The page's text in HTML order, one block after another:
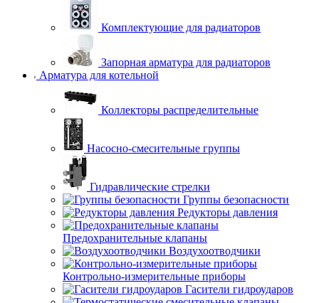
Комплектующие для радиаторов
Запорная арматура для радиаторов
Арматура для котельной
Коллекторы распределительные
Насосно-смесительные группы
Гидравлические стрелки
Группы безопасности
Редукторы давления
Предохранительные клапаны
Воздухоотводчики
Контрольно-измерительные приборы
Гасители гидроударов